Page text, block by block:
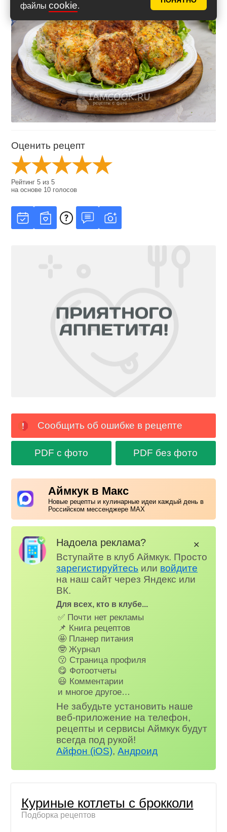
файлы cookie.
Оценить рецепт
Рейтинг5 из5
на основе 10 голосов
Сообщить об ошибке в рецепте
PDF с фото PDF без фото
Аймкук в Макс
Новые рецепты и кулинарные идеи каждый день в
Российском мессенджере MAX
Надоела реклама?
Вступайте в клуб Аймкук. Просто
зарегистируйтесь или войдите
на наш сайт через Яндекс или
ВК.
Для всех, кто в клубе...
✅ Почти нет рекламы
📌 Книга рецептов
🤩 Планер питания
🤓 Журнал
😗 Страница профиля
😋 Фотоотчеты
😃 Комментарии
и многое другое…
Не забудьте установить наше
веб-приложение на телефон,
рецепты и сервисы Аймкук будут
всегда под рукой!
Айфон (iOS),Андроид
✕
Куриные котлеты с брокколи
Подборка рецептов